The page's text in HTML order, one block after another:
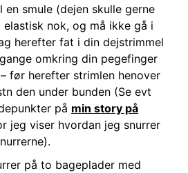
en smule (dejen skulle gerne
nok, og må ikke gå i
herefter fat i din dejstrimmel
omkring din pegefinger
før herefter strimlen henover
den under bunden (Se evt
på min story på
jeg viser hvordan jeg snurrer
på to bageplader med